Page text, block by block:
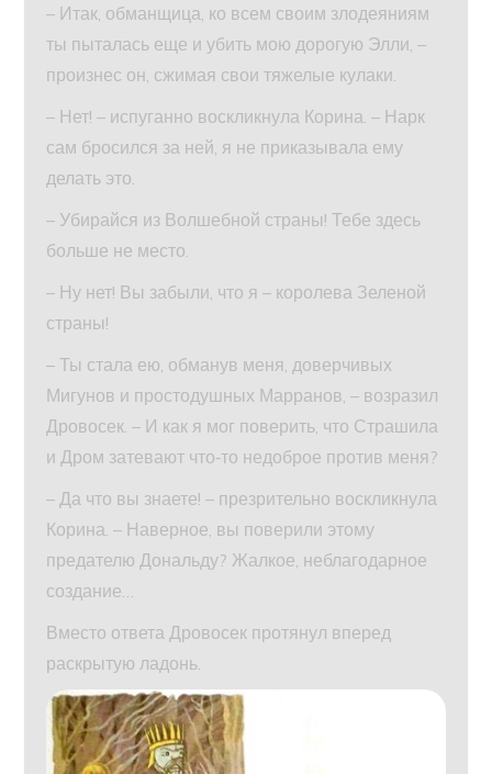
– Итак, обманщица, ко всем своим злодеяниям
ты пыталась еще и убить мою дорогую Элли, –
произнес он, сжимая свои тяжелые кулаки.
– Нет! – испуганно воскликнула Корина. – Нарк
сам бросился за ней, я не приказывала ему
делать это.
– Убирайся из Волшебной страны! Тебе здесь
больше не место.
– Ну нет! Вы забыли, что я – королева Зеленой
страны!
– Ты стала ею, обманув меня, доверчивых
Мигунов и простодушных Марранов, – возразил
Дровосек. – И как я мог поверить, что Страшила
и Дром затевают что‑то недоброе против меня?
– Да что вы знаете! – презрительно воскликнула
Корина. – Наверное, вы поверили этому
предателю Дональду? Жалкое, неблагодарное
создание…
Вместо ответа Дровосек протянул вперед
раскрытую ладонь.